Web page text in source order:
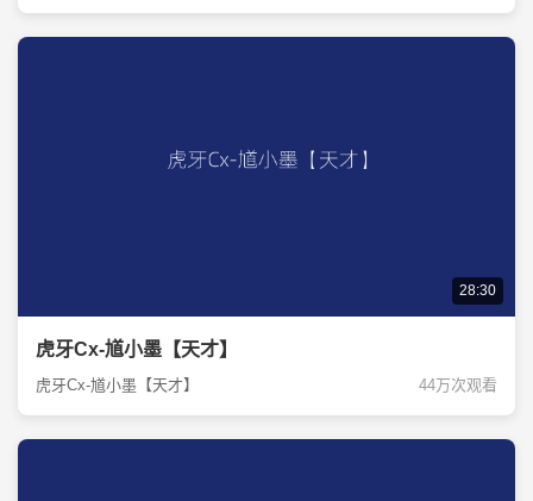
28:30
虎牙Cx-馗小墨【天才】
虎牙Cx-馗小墨【天才】 44万次观看